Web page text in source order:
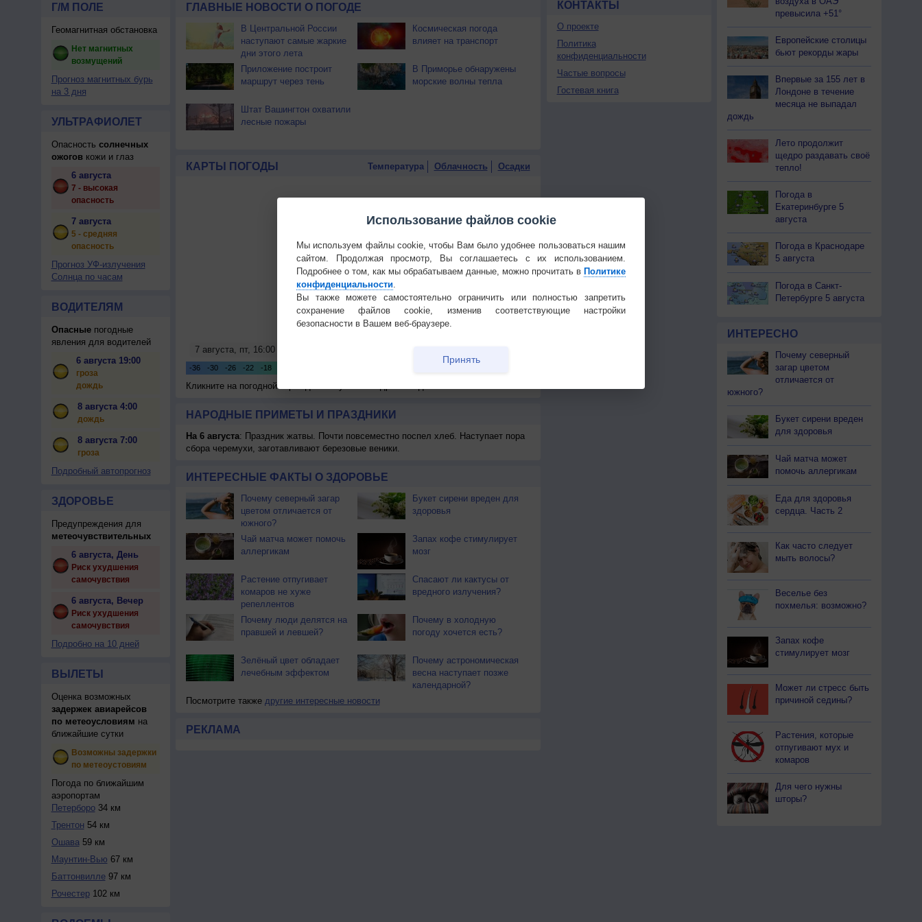
Г/М ПОЛЕ
Геомагнитная обстановка
Нет магнитных
возмущений
Прогноз магнитных бурь
на 3 дня
УЛЬТРАФИОЛЕТ
Опасность солнечных
ожоговкожи и глаз
6 августа
7 - высокая
опасность
7 августа
5 - средняя
опасность
Прогноз УФ-излучения
Солнца по часам
ВОДИТЕЛЯМ
Опасныепогодные
явления для водителей
6 августа 19:00
гроза
дождь
8 августа 4:00
дождь
8 августа 7:00
гроза
Подробный автопрогноз
ЗДОРОВЬЕ
Предупреждения для
метеочувствительных
6 августа, День
Риск ухудшения
самочувствия
6 августа, Вечер
Риск ухудшения
самочувствия
Подробно на 10 дней
ВЫЛЕТЫ
Оценка возможных
задержек авиарейсов
по метеоусловиям на
ближайшие сутки
Возможны задержки
по метеоустовиям
Погода по ближайшим
аэропортам
Петерборо34 км
Трентон 54 км
Ошава59 км
Маунтин-Вью 67 км
Баттонвилле97 км
Рочестер102 км
ГЛАВНЫЕ НОВОСТИ О ПОГОДЕ
В Центральной России
наступают самые жаркие
дни этого лета
Космическая погода
влияет на транспорт
Приложение построит
маршрут через тень
В Приморье обнаружены
морские волны тепла
Штат Вашингтон охватили
лесные пожары
КАРТЫ ПОГОДЫ Температура Облачность Осадки
Кликните на погодной карте для получения подробных данных
НАРОДНЫЕ ПРИМЕТЫ И ПРАЗДНИКИ
На 6 августа: Праздник жатвы. Почти повсеместно поспел хлеб. Наступает пора
сбора черемухи, заготавливают березовые веники.
ИНТЕРЕСНЫЕ ФАКТЫ О ЗДОРОВЬЕ
Почему северный загар
цветом отличается от
южного?
Букет сирени вреден для
здоровья
Чай матча может помочь
аллергикам
Запах кофе стимулирует
мозг
Растение отпугивает
комаров не хуже
репеллентов
Спасают ли кактусы от
вредного излучения?
Почему люди делятся на
правшей и левшей?
Почему в холодную
погоду хочется есть?
Зелёный цвет обладает
лечебным эффектом
Почему астрономическая
весна наступает позже
календарной?
Посмотрите также другие интересные новости
РЕКЛАМА
КОНТАКТЫ
О проекте
Политика
конфиденциальности
Частые вопросы
Гостевая книга
превысила +51°
Европейские столицы
бьют рекорды жары
Впервые за 155 лет в
Лондоне в течение
месяца не выпадал
дождь
Лето продолжит
щедро раздавать своё
тепло!
Погода в
Екатеринбурге 5
августа
Погода в Краснодаре
5 августа
Погода в Санкт-
Петербурге 5 августа
ИНТЕРЕСНО
Почему северный
загар цветом
отличается от
южного?
Букет сирени вреден
для здоровья
Чай матча может
помочь аллергикам
Еда для здоровья
сердца. Часть 2
Как часто следует
мыть волосы?
Веселье без
похмелья: возможно?
Запах кофе
стимулирует мозг
Может ли стресс быть
причиной седины?
Растения, которые
отпугивают мух и
комаров
Для чего нужны
шторы?
Использование файлов cookie
Мы используем файлы cookie, чтобы Вам было удобнее пользоваться нашим
сайтом. Продолжая просмотр, Вы соглашаетесь с их использованием.
Подробнее о том, как мы обрабатываем данные, можно прочитать в Политике
конфиденциальности.
Вы также можете самостоятельно ограничить или полностью запретить
сохранение файлов cookie, изменив соответствующие настройки
безопасности в Вашем веб-браузере.
Принять